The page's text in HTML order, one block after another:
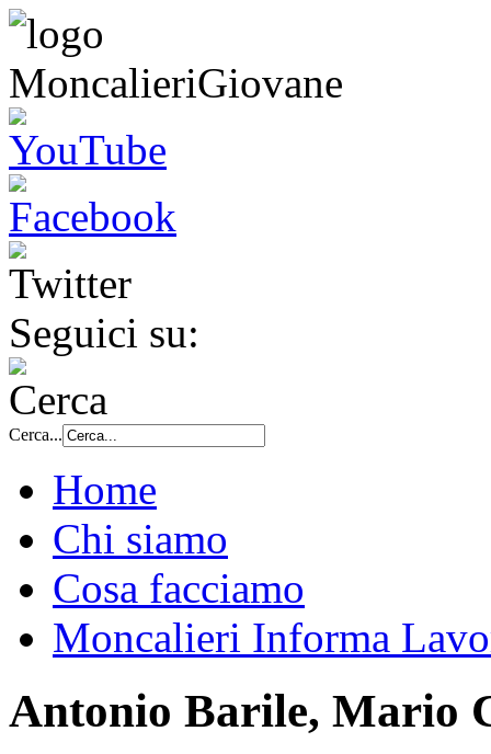
Seguici su:
Cerca...
Home
Chi siamo
Cosa facciamo
Moncalieri Informa
Antonio Barile, Mario